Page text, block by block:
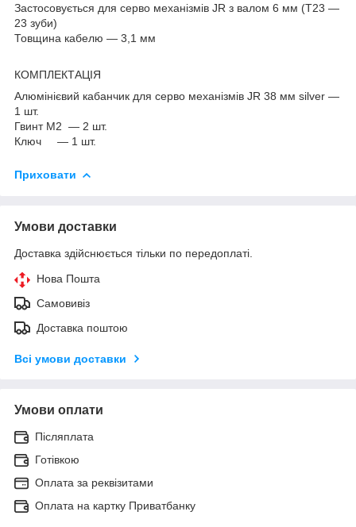
Застосовується для серво механізмів JR з валом 6 мм (Т23 —
23 зуби)
Товщина кабелю — 3,1 мм
КОМПЛЕКТАЦІЯ
Алюмінієвий кабанчик для серво механізмів JR 38 мм silver —
1 шт.
Гвинт М2 — 2 шт.
Ключ — 1 шт.
Приховати
Умови доставки
Доставка здійснюється тільки по передоплаті.
Нова Пошта
Самовивіз
Доставка поштою
Всі умови доставки
Умови оплати
Післяплата
Готівкою
Оплата за реквізитами
Оплата на картку Приватбанку